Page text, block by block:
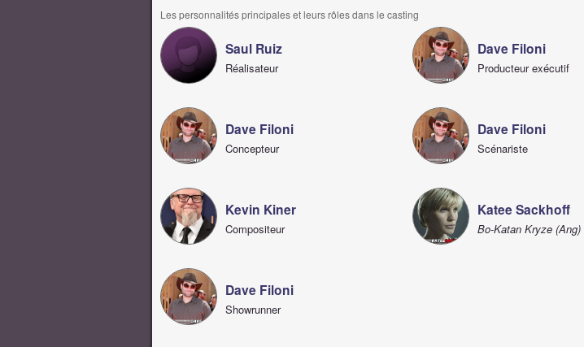
Les personnalités principales et leurs rôles dans le casting
Saul Ruiz
Réalisateur
Dave Filoni
Producteur exécutif
Dave Filoni
Concepteur
Dave Filoni
Scénariste
Kevin Kiner
Compositeur
Katee Sackhoff
Bo-Katan Kryze (Ang)
Dave Filoni
Showrunner